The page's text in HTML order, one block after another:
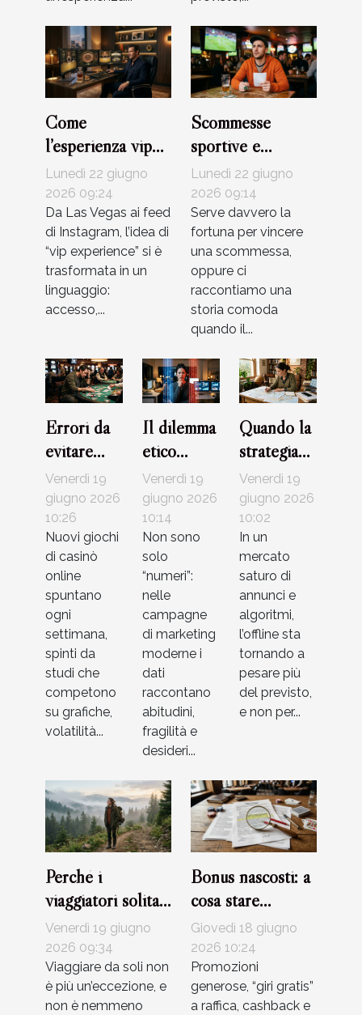
Come
l’esperienza vip
cambia il modo di
giocare nei casinò
online
Lunedì 22 giugno
2026 09:24
Da Las Vegas ai feed
di Instagram, l’idea di
“vip experience” si è
trasformata in un
linguaggio:
accesso,...
Scommesse
sportive e
superstizioni:
quanto conta
davvero la
fortuna?
Lunedì 22 giugno
2026 09:14
Serve davvero la
fortuna per vincere
una scommessa,
oppure ci
raccontiamo una
storia comoda
quando il...
Errori da
evitare
quando si
scelgono
strategie
per nuovi
giochi di
casinò
Venerdì 19
giugno 2026
10:26
Nuovi giochi
di casinò
online
spuntano
ogni
settimana,
spinti da
studi che
competono
su grafiche,
volatilità...
Il dilemma
etico
dietro
l’uso dei
dati nelle
campagne
di
marketing
Venerdì 19
giugno 2026
10:14
Non sono
solo
“numeri”:
nelle
campagne
di marketing
moderne i
dati
raccontano
abitudini,
fragilità e
desideri...
Quando la
strategia
offline fa la
differenza
in un’era
digitale
Venerdì 19
giugno 2026
10:02
In un
mercato
saturo di
annunci e
algoritmi,
l’offline sta
tornando a
pesare più
del previsto,
e non per...
Perché i
viaggiatori solitari
stanno
riscrivendo le
regole
dell’esplorazione
Venerdì 19 giugno
2026 09:34
Viaggiare da soli non
è più un’eccezione, e
non è nemmeno
Bonus nascosti: a
cosa stare
davvero attenti
leggendo i
termini dei casinò
Giovedì 18 giugno
2026 10:24
Promozioni
generose, “giri gratis”
a raffica, cashback e